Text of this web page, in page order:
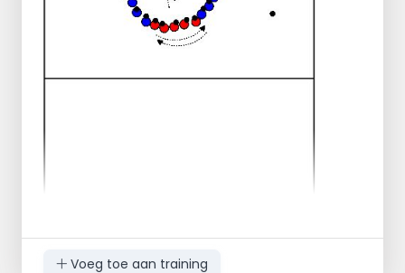
Voeg toe aan training